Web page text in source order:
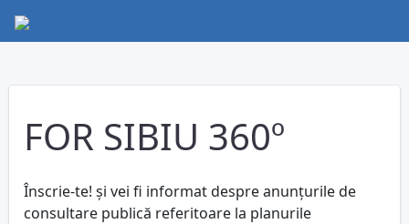
FOR SIBIU 360º
Înscrie-te! și vei fi informat despre anunțurile de
consultare publică referitoare la planurile